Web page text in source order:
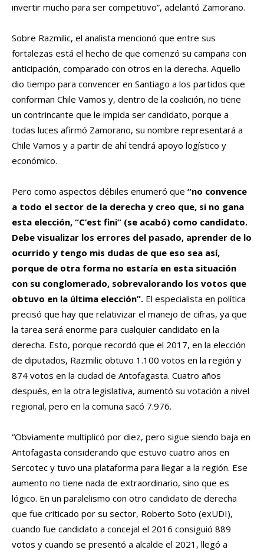
invertir mucho para ser competitivo”, adelantó Zamorano.
Sobre Razmilic, el analista mencionó que entre sus
fortalezas está el hecho de que comenzó su campaña con
anticipación, comparado con otros en la derecha. Aquello
dio tiempo para convencer en Santiago a los partidos que
conforman Chile Vamos y, dentro de la coalición, no tiene
un contrincante que le impida ser candidato, porque a
todas luces afirmó Zamorano, su nombre representará a
Chile Vamos y a partir de ahí tendrá apoyo logístico y
económico.
Pero como aspectos débiles enumeró que “no convence
a todo el sector de la derecha y creo que, si no gana
esta elección, “C’est fini” (se acabó) como candidato.
Debe visualizar los errores del pasado, aprender de lo
ocurrido y tengo mis dudas de que eso sea así,
porque de otra forma no estaría en esta situación
con su conglomerado, sobrevalorando los votos que
obtuvo en la última elección”. El especialista en política
precisó que hay que relativizar el manejo de cifras, ya que
la tarea será enorme para cualquier candidato en la
derecha. Esto, porque recordó que el 2017, en la elección
de diputados, Razmilic obtuvo 1.100 votos en la región y
874 votos en la ciudad de Antofagasta. Cuatro años
después, en la otra legislativa, aumentó su votación a nivel
regional, pero en la comuna sacó 7.976.
“Obviamente multiplicó por diez, pero sigue siendo baja en
Antofagasta considerando que estuvo cuatro años en
Sercotec y tuvo una plataforma para llegar a la región. Ese
aumento no tiene nada de extraordinario, sino que es
lógico. En un paralelismo con otro candidato de derecha
que fue criticado por su sector, Roberto Soto (exUDI),
cuando fue candidato a concejal el 2016 consiguió 889
votos y cuando se presentó a alcalde el 2021, llegó a